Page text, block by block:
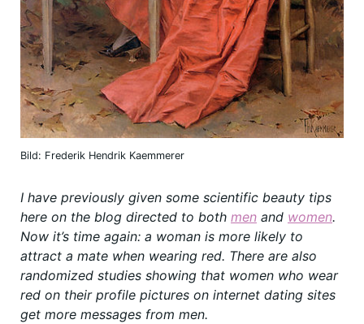
Bild: Frederik Hendrik Kaemmerer
I have previously given some scientific beauty tips
here on the blog directed to both men and women.
Now it’s time again: a woman is more likely to
attract a mate when wearing red. There are also
randomized studies showing that women who wear
red on their profile pictures on internet dating sites
get more messages from men.